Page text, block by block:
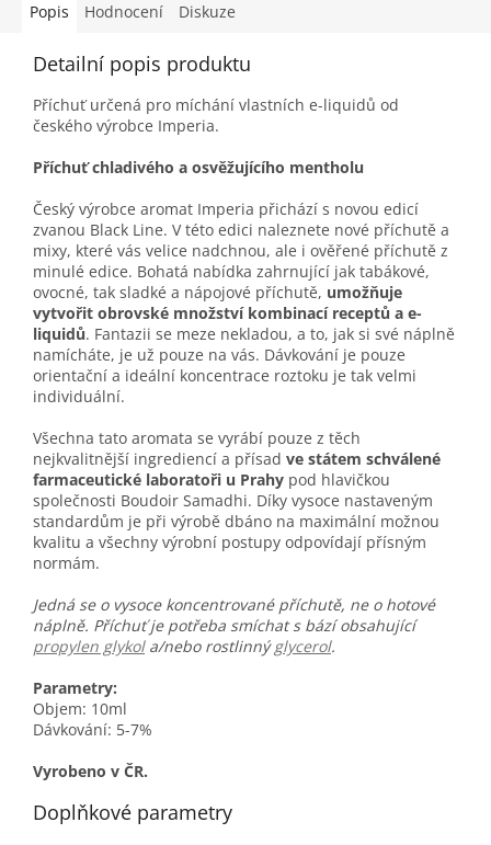
Popis Hodnocení Diskuze
Detailní popis produktu
Příchuť určená pro míchání vlastních e-liquidů od
českého výrobce Imperia.
Příchuť chladivého a osvěžujícího mentholu
Český výrobce aromat Imperia přichází s novou edicí
zvanou Black Line. V této edici naleznete nové příchutě a
mixy, které vás velice nadchnou, ale i ověřené příchutě z
minulé edice. Bohatá nabídka zahrnující jak tabákové,
ovocné, tak sladké a nápojové příchutě, umožňuje
vytvořit obrovské množství kombinací receptů a e-
liquidů. Fantazii se meze nekladou, a to, jak si své náplně
namícháte, je už pouze na vás. Dávkování je pouze
orientační a ideální koncentrace roztoku je tak velmi
individuální.
Všechna tato aromata se vyrábí pouze z těch
nejkvalitnější ingrediencí a přísad ve státem schválené
farmaceutické laboratoři u Prahy pod hlavičkou
společnosti Boudoir Samadhi. Díky vysoce nastaveným
standardům je při výrobě dbáno na maximální možnou
kvalitu a všechny výrobní postupy odpovídají přísným
normám.
Jedná se o vysoce koncentrované příchutě, ne o hotové
náplně. Příchuť je potřeba smíchat s bází obsahující
propylen glykola/nebo rostlinnýglycerol.
Parametry:
Objem: 10ml
Dávkování: 5-7%
Vyrobeno v ČR.
Doplňkové parametry